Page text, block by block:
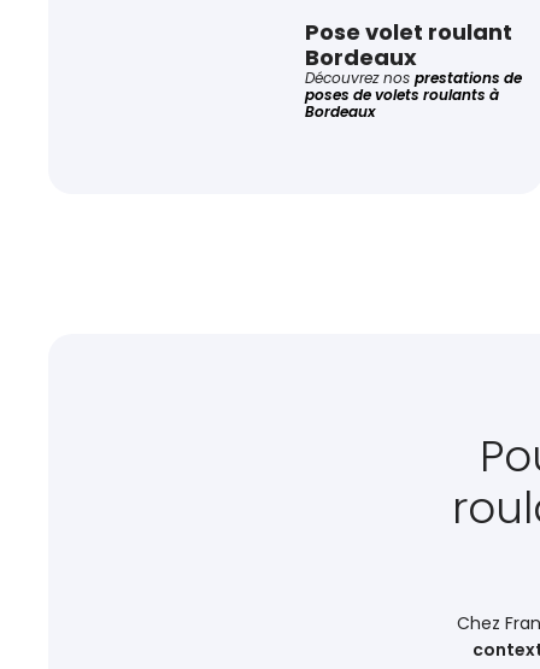
Pose volet roulant
Bordeaux
Découvrez nosprestations de
poses de volets roulants à
Bordeaux
Chez